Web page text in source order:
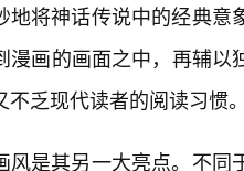
地将神话传说中的经典意
漫画的画面之中，再辅
不乏现代读者的阅读习惯
风是其另一大亮点。不